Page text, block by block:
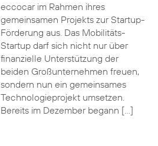
eccocar im Rahmen ihres
gemeinsamen Projekts zur Startup-
Förderung aus. Das Mobilitäts-
Startup darf sich nicht nur über
finanzielle Unterstützung der
beiden Großunternehmen freuen,
sondern nun ein gemeinsames
Technologieprojekt umsetzen.
Bereits im Dezember begann […]